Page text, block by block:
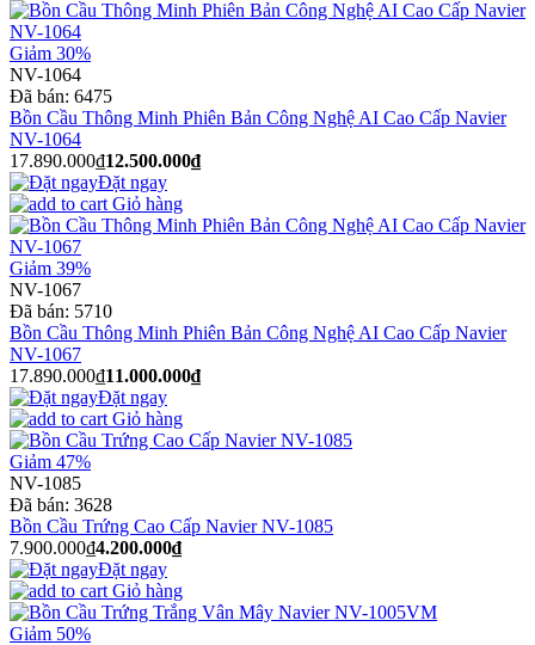
Giảm 30%
NV-1064
Đã bán: 6475
Bồn Cầu Thông Minh Phiên Bản Công Nghệ AI Cao Cấp Navier
NV-1064
17.890.000₫12.500.000₫
Đặt ngay
Giỏ hàng
Giảm 39%
NV-1067
Đã bán: 5710
Bồn Cầu Thông Minh Phiên Bản Công Nghệ AI Cao Cấp Navier
NV-1067
17.890.000₫11.000.000₫
Đặt ngay
Giỏ hàng
Giảm 47%
NV-1085
Đã bán: 3628
Bồn Cầu Trứng Cao Cấp Navier NV-1085
7.900.000₫4.200.000₫
Đặt ngay
Giỏ hàng
Giảm 50%